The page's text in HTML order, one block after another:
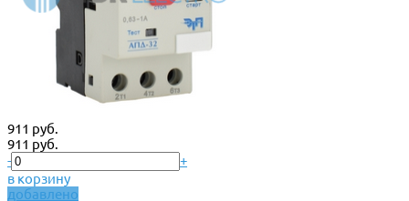
911 руб.
911 руб.
-
+
в корзину
добавлено